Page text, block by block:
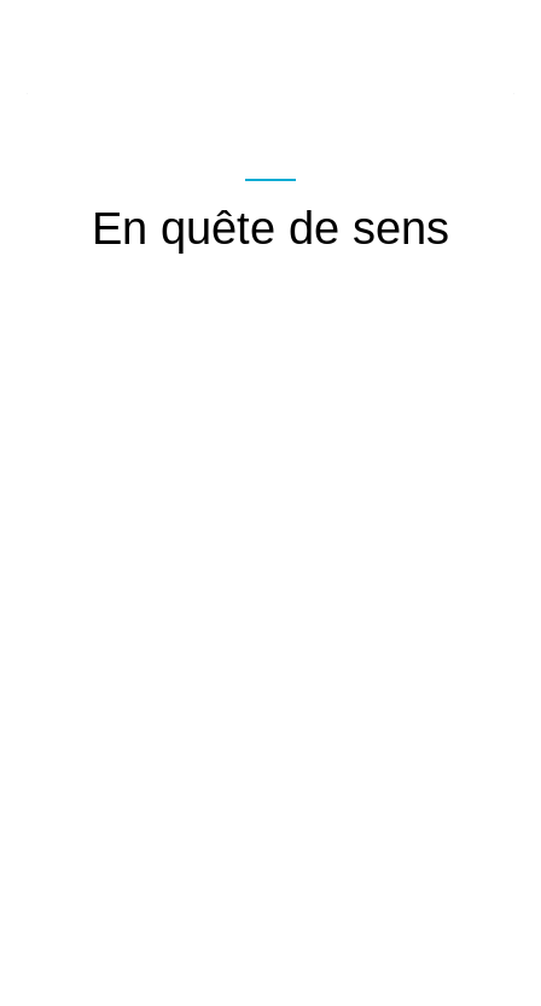
En quête de sens